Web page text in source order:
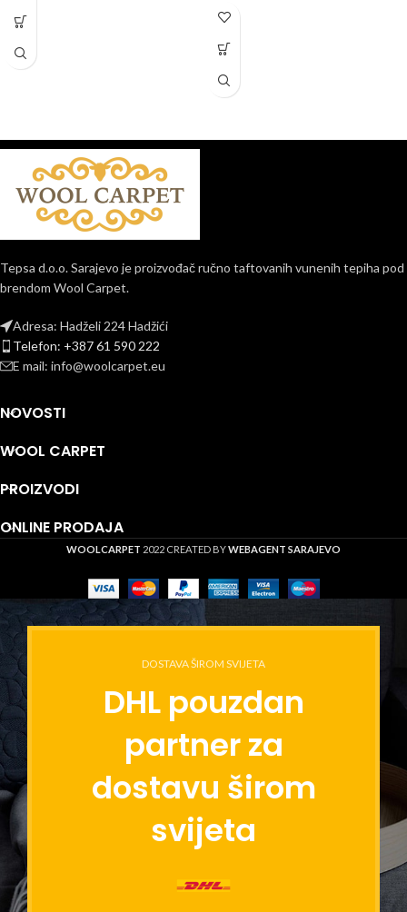
Tepsa d.o.o. Sarajevo je proizvođač ručno taftovanih vunenih tepiha pod
brendom Wool Carpet.
Adresa: Hadželi 224 Hadžići
Telefon: +387 61 590 222
E mail: info@woolcarpet.eu
NOVOSTI
WOOL CARPET
PROIZVODI
ONLINE PRODAJA
WOOLCARPET 2022 CREATED BYWEBAGENT SARAJEVO
DOSTAVA ŠIROM SVIJETA
DHL pouzdan
partner za
dostavu širom
svijeta